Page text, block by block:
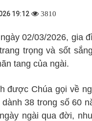
19:12 3810
02/03/2026, gia
trọng và sốt
tang của ngài.
được Chúa gọi về
38 trong số 60
ngài qua đời,